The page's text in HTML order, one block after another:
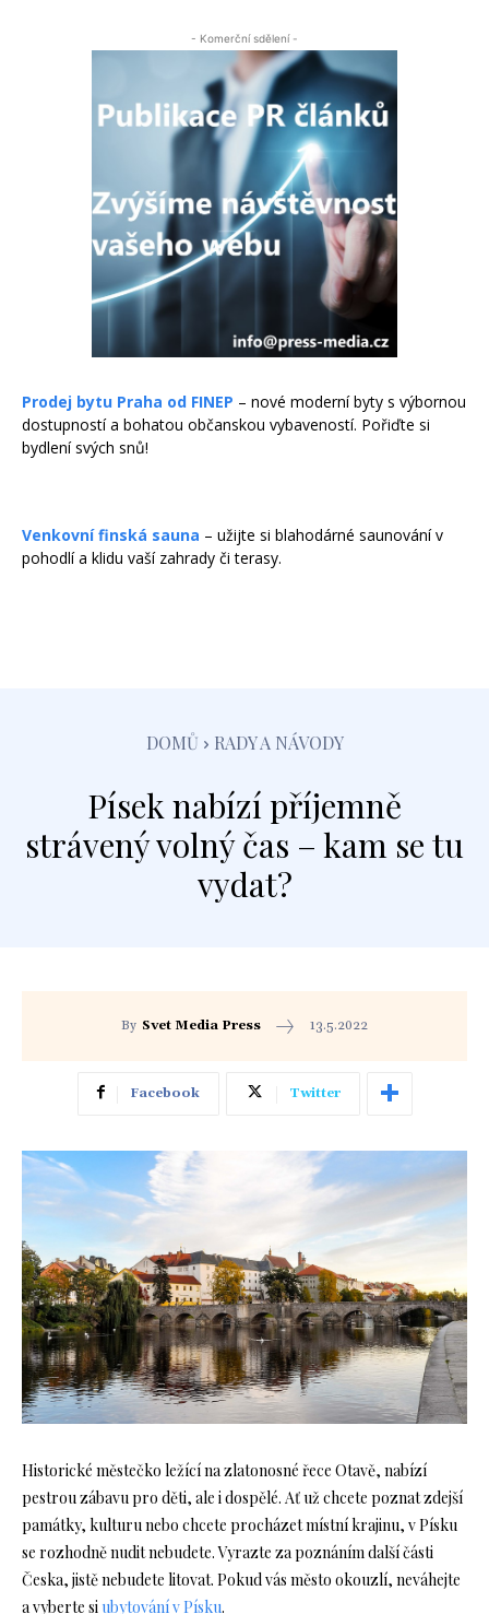
- Komerční sdělení -
Prodej bytu Praha od FINEP – nové moderní byty s výbornou
dostupností a bohatou občanskou vybaveností. Pořiďte si
bydlení svých snů!
Venkovní finská sauna – užijte si blahodárné saunování v
pohodlí a klidu vaší zahrady či terasy.